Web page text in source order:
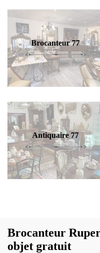
Brocanteur 77
Antiquaire 77
Brocanteur
objet gratuit